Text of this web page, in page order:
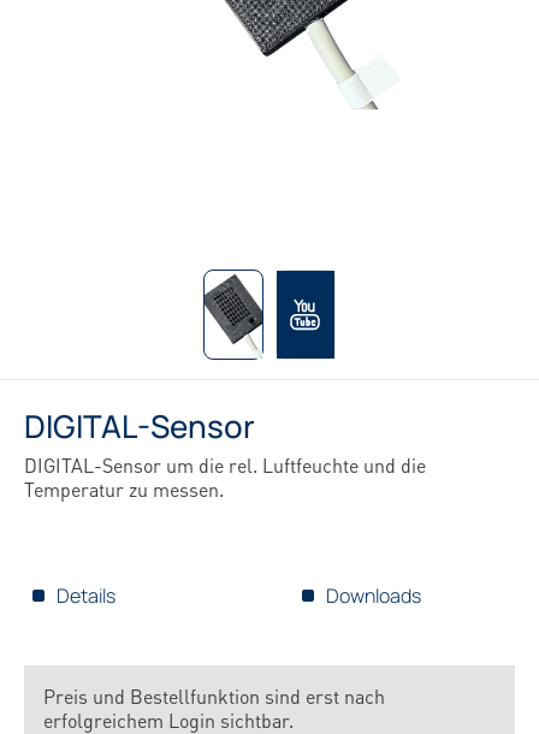
DIGITAL-Sensor
DIGITAL-Sensor um die rel. Luftfeuchte und die
Temperatur zu messen.
Details Downloads
Preis und Bestellfunktion sind erst nach
erfolgreichem Login sichtbar.